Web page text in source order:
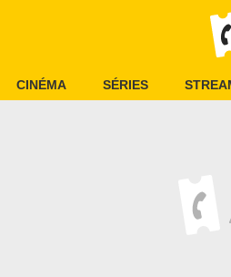
CINÉMA SÉRIES